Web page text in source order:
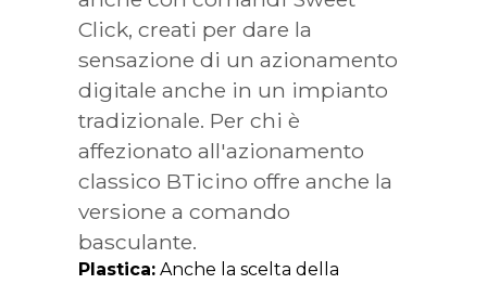
Click, creati per dare la
sensazione di un azionamento
digitale anche in un impianto
tradizionale. Per chi è
affezionato all'azionamento
classico BTicino offre anche la
versione a comando
basculante.
Plastica: Anche la scelta della